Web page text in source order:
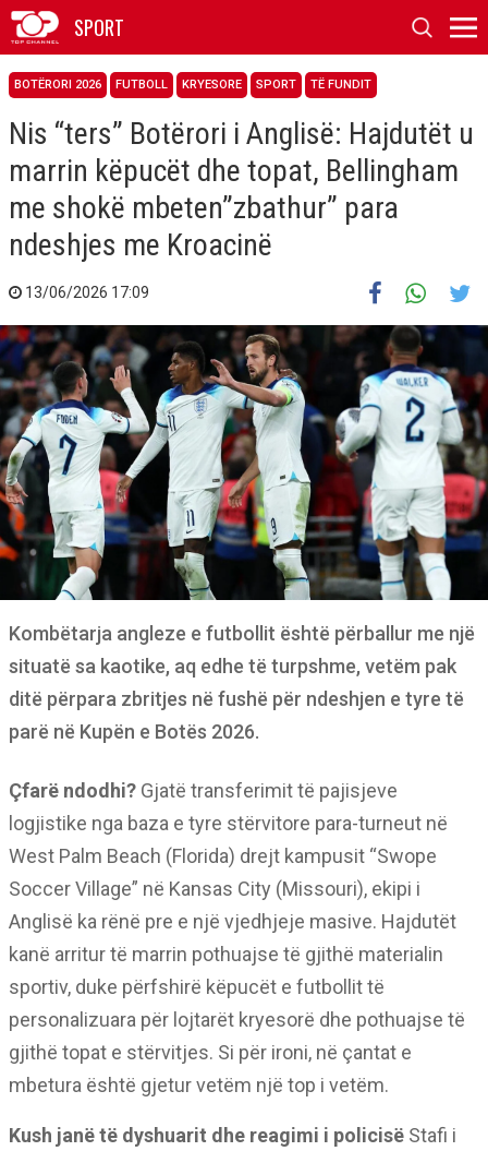
SPORT
BOTËRORI 2026 FUTBOLL KRYESORE SPORT TË FUNDIT
Nis “ters” Botërori i Anglisë: Hajdutët u
marrin këpucët dhe topat, Bellingham
me shokë mbeten”zbathur” para
ndeshjes me Kroacinë
13/06/2026 17:09
Kombëtarja angleze e futbollit është përballur me një
situatë sa kaotike, aq edhe të turpshme, vetëm pak
ditë përpara zbritjes në fushë për ndeshjen e tyre të
parë në Kupën e Botës 2026.
Çfarë ndodhi? Gjatë transferimit të pajisjeve
logjistike nga baza e tyre stërvitore para-turneut në
West Palm Beach (Florida) drejt kampusit “Swope
Soccer Village” në Kansas City (Missouri), ekipi i
Anglisë ka rënë pre e një vjedhjeje masive. Hajdutët
kanë arritur të marrin pothuajse të gjithë materialin
sportiv, duke përfshirë këpucët e futbollit të
personalizuara për lojtarët kryesorë dhe pothuajse të
gjithë topat e stërvitjes. Si për ironi, në çantat e
mbetura është gjetur vetëm një top i vetëm.
Kush janë të dyshuarit dhe reagimi i policisë Stafi i